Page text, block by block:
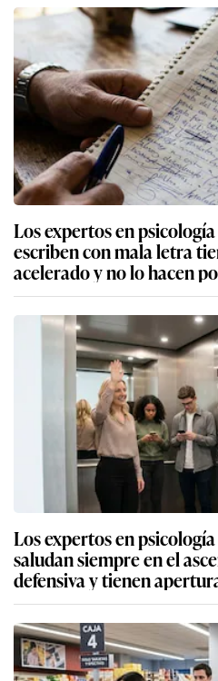
Los expertos en
escriben con mala letra
acelerado y no lo hacen
Los expertos en
saludan siempre en el
defensiva y tienen